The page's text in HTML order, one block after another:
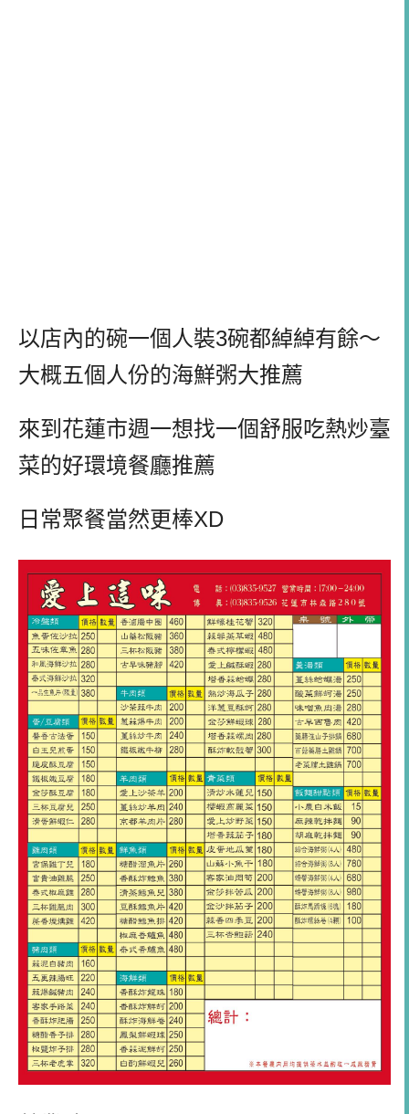
以店內的碗一個人裝3碗都綽綽有餘～
大概五個人份的海鮮粥大推薦
來到花蓮市週一想找一個舒服吃熱炒臺
菜的好環境餐廳推薦
日常聚餐當然更棒XD